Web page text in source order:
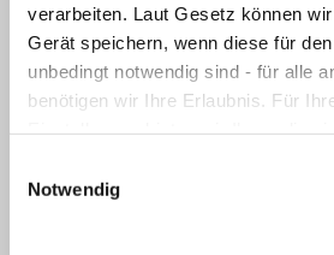
verarbeiten. Laut Gesetz können
Gerät speichern, wenn diese für
unbedingt notwendig sind - für alle
benötigen wir Ihre Erlaubnis. Für
(schwarzer Kreis) zu ändern sowie
Notwendig
Barmen. Nur unweit entfernt
Anlagen. Sie ist die zweitgrößte
befindet sich in privater Hand.